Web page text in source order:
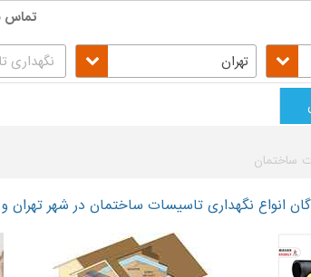
تماس
تهران
ساختمان
انواع نگهداری تاسیسات ساختمان در شهر تهران و